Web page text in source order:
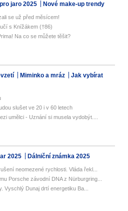
jaro 2025 Nové make-up trendy
se už před měsícem!
s Knížákem (†86)
Na co se můžete těšit?
Miminko a mráz
Jak vybírat
slušet ve 20 i v 60 letech
umělci - Uznání si musela vydobýt....
2025 Dálniční známka 2025
neomezené rychlosti. Vláda řekl...
Porsche závodní DNA z Nürburgring...
Vyschlý Dunaj drtí energetiku Ba...